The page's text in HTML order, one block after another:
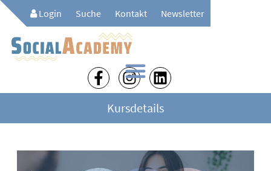
Login Suche Kontakt Newsletter
Kursdetails